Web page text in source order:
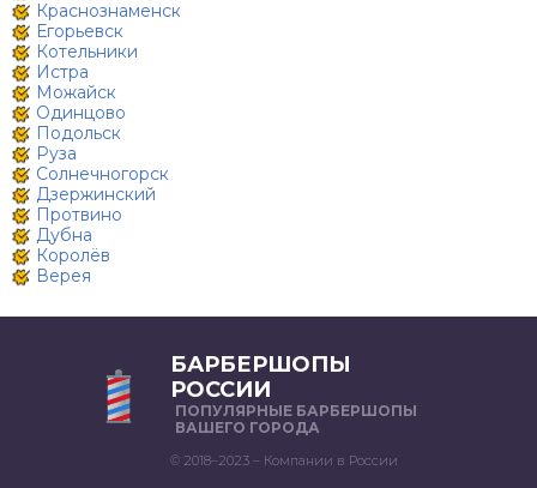
Краснознаменск
Егорьевск
Котельники
Истра
Можайск
Одинцово
Подольск
Руза
Солнечногорск
Дзержинский
Протвино
Дубна
Королёв
Верея
БАРБЕРШОПЫ
РОССИИ
ПОПУЛЯРНЫЕ БАРБЕРШОПЫ
ВАШЕГО ГОРОДА
© 2018–2023 – Компании в России